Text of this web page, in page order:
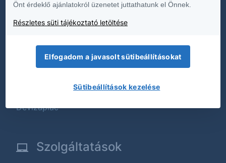
Termékek
Befektetési alapok
Strukturált értékpapírok
Devizapiac
Szolgáltatások
Önt érdeklő ajánlatokról üzenetet juttathatunk el Önnek.
Részletes süti tájékoztató letöltése
Elfogadom a javasolt sütibeállításokat
Sütibeállítások kezelése